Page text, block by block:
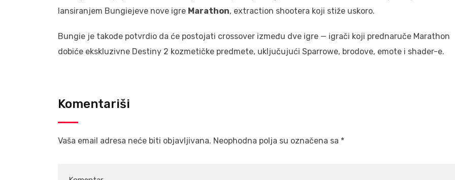
lansiranjem Bungiejeve nove igre Marathon, extraction shootera koji stiže uskoro.
Bungie je takođe potvrdio da će postojati crossover između dve igre — igrači koji prednaruče Marathon
dobiće ekskluzivne Destiny 2 kozmetičke predmete, uključujući Sparrowe, brodove, emote i shader-e.
Komentariši
Vaša email adresa neće biti objavljivana. Neophodna polja su označena sa *